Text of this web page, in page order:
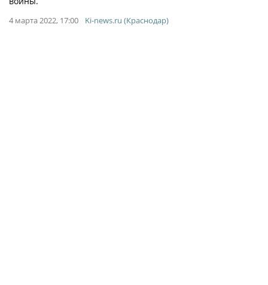
4 марта 2022, 17:00 Ki-news.ru (Краснодар)